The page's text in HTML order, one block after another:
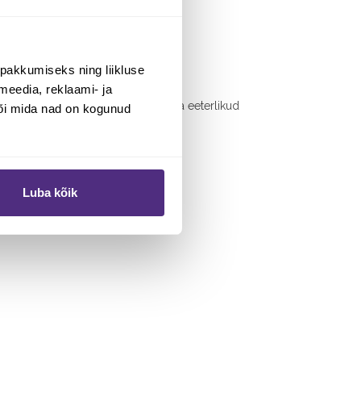
ning liikluse
reklaami- ja
mida nad on kogunud
Luba kõik
puhtad kvaliteetsed taimsed õlid ja eeterlikud